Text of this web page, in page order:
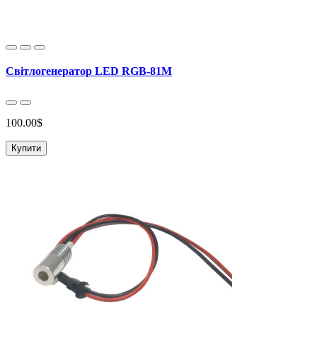
Світлогенератор LED RGB-81М
100.00$
Купити